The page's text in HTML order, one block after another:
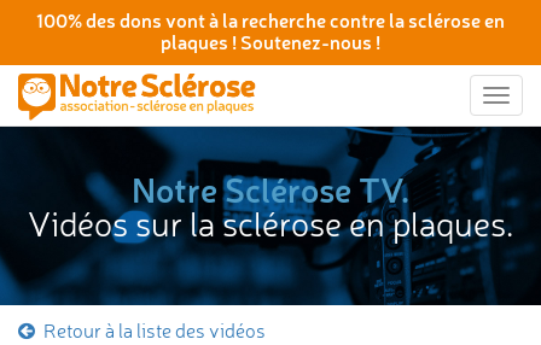
100% des dons vont à la recherche contre la sclérose en
plaques ! Soutenez-nous !
Notre Sclérose TV.
Vidéos sur la sclérose en plaques.
Retour à la liste des vidéos